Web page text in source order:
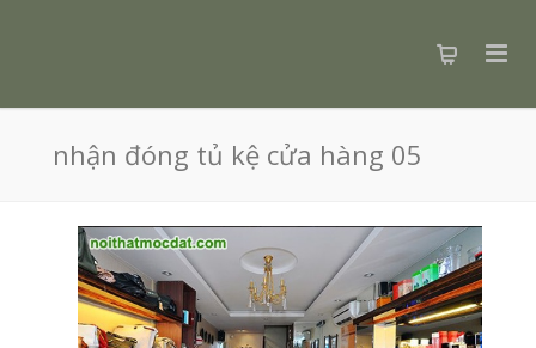
nhận đóng tủ kệ cửa hàng 05